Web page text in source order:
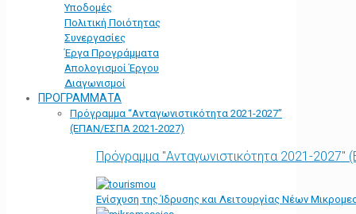
Υποδομές
Πολιτική Ποιότητας
Συνεργασίες
Έργα Προγράμματα
Απολογισμοί Έργου
Διαγωνισμοί
ΠΡΟΓΡΑΜΜΑΤΑ
Πρόγραμμα “Ανταγωνιστικότητα 2021-2027”
(ΕΠΑΝ/ΕΣΠΑ 2021-2027)
Πρόγραμμα "Ανταγωνιστικότητα 2021-
Ενίσχυση της Ίδρυσης και Λειτουργίας Νέων